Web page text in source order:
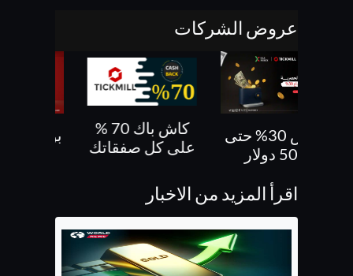
عروض الشركات
بونص 30% حتى
كاش باك 70 %
على كل صفقاتك
اقرأ المزيد من الاخبار